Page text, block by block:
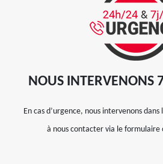
NOUS
En cas d’urgence, nous intervenons
à nous contacter via le formulaire